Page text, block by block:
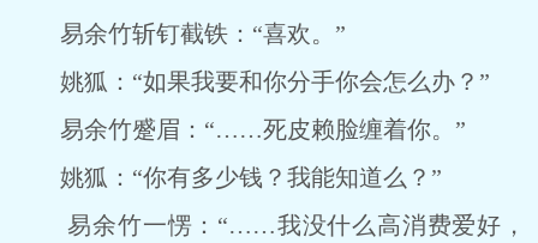
易余竹斩钉截铁：“喜欢。”
姚狐：“如果我要和你分手你会怎么办？”
易余竹蹙眉：“……死皮赖脸缠着你。”
姚狐：“你有多少钱？我能知道么？”
易余竹一愣：“……我没什么高消费爱好，